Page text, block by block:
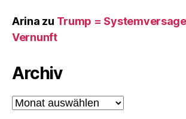
Arina zu Trump =
Vernunft
Archiv
Archiv